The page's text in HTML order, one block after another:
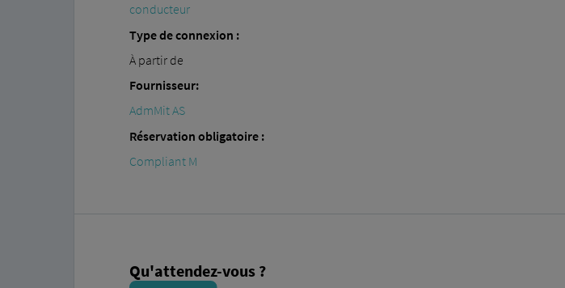
conducteur
Type de connexion :
À partir de
Fournisseur:
AdmMit AS
Réservation obligatoire :
Compliant M
Qu'attendez-vous ?